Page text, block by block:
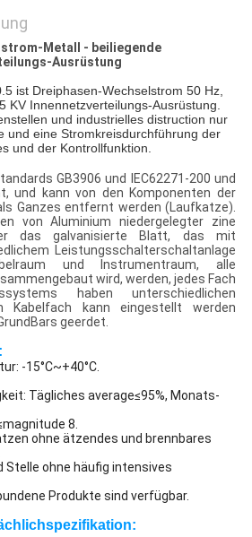
Metall - beiliegende
Ausrüstung
ist Dreiphasen-Wechselstrom 50 Hz,
KV Innennetzverteilungs-Ausrüstung.
und industrielles distruction nur
und eine Stromkreisdurchführung der
und der Kontrollfunktion.
GB3906 und IEC62271-200 und
und kann von den Komponenten der
Ganzes entfernt werden (Laufkatze).
von Aluminium niedergelegter zine
das galvanisierte Blatt, das mit
Leistungsschalterschaltanlage
und Instrumentraum, alle
wird, werden, jedes Fach
haben unterschiedlichen
Kabelfach kann eingestellt werden
geerdet.
-15°C~+40°C.
Tägliches average≤95%, Monats-
8.
ohne ätzendes und brennbares
Stelle ohne häufig intensives
Produkte sind verfügbar.